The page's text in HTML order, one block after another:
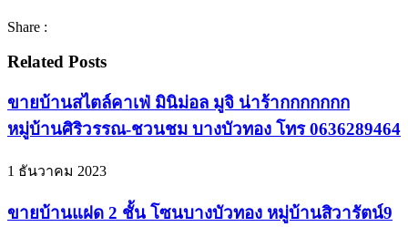
Share :
Related Posts
ขายบ้านสไตล์คาเฟ่ มินิม่อล มูจิ น่าร้ากกกกกกก
หมู่บ้านศิริวรรณ-ชวนชม บางบัวทอง โทร 0636289464
1 ธันวาคม 2023
ขายบ้านแฝด 2 ชั้น โซนบางบัวทอง หมู่บ้านสิวารัตน์9